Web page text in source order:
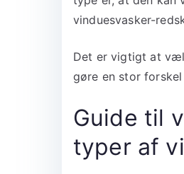
vinduesvasker-
Det er vigtigt at
gøre en stor
Guide til
typer af